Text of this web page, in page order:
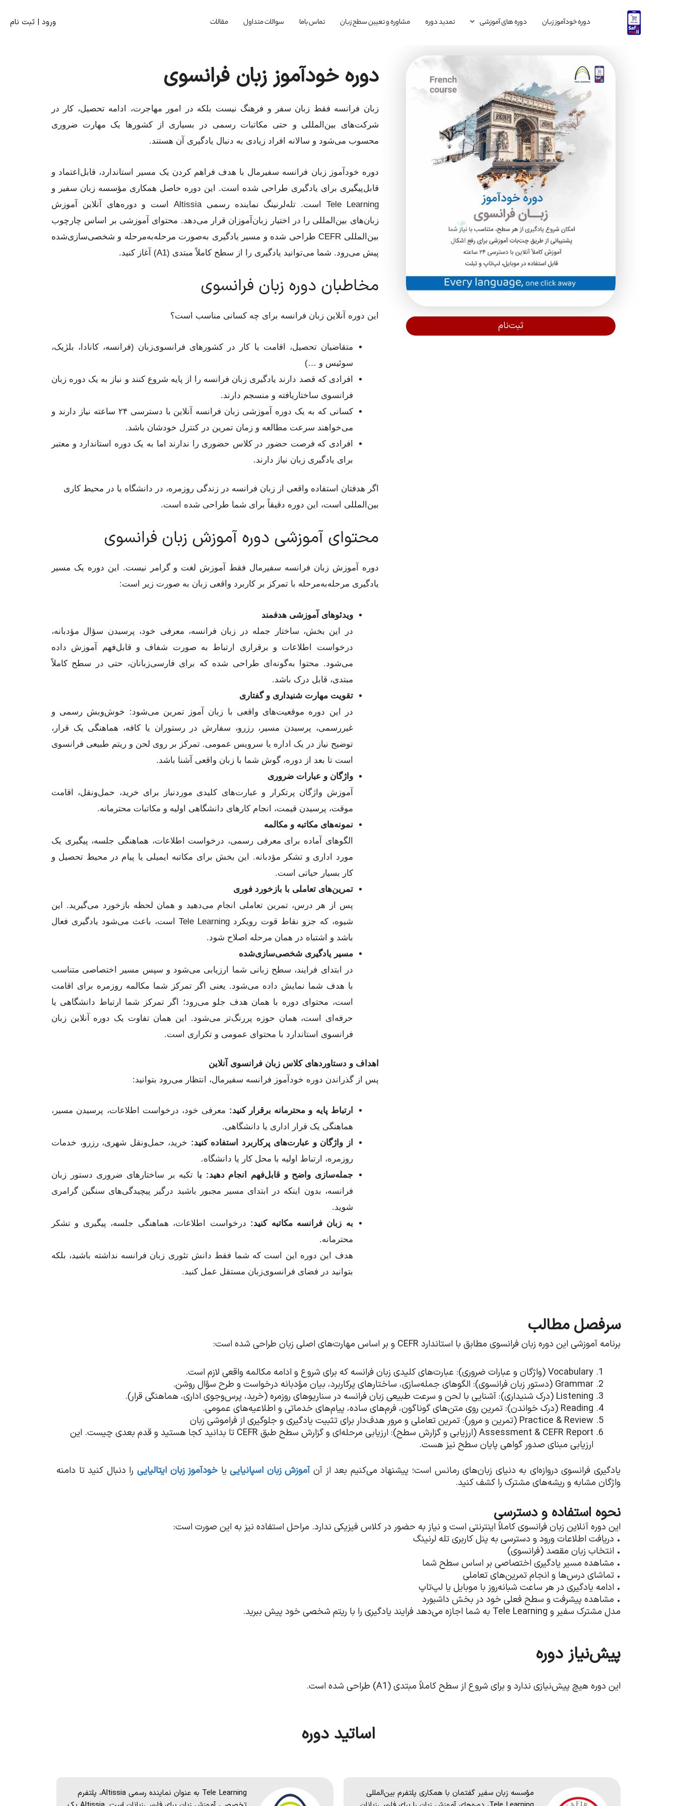
دوره خودآموز زبان دوره های آموزشی تمدید دوره مشاوره و تعیین سطح زبان تماس باما سوالات متداول مقالات ورود | ثبت‌ نام
ثبت‌نام
دوره خودآموز زبان فرانسوی
زبان فرانسه فقط زبان سفر و فرهنگ نیست بلکه در امور مهاجرت، ادامه تحصیل، کار در
شرکت‌های بین‌المللی و حتی مکاتبات رسمی در بسیاری از کشورها یک مهارت ضروری
محسوب می‌شود و سالانه افراد زیادی به دنبال یادگیری آن هستند.
دوره خودآموز زبان فرانسه سفیرمال با هدف فراهم کردن یک مسیر استاندارد، قابل‌اعتماد و
قابل‌پیگیری برای یادگیری طراحی شده است. این دوره حاصل همکاری مؤسسه زبان سفیر و
Tele Learning است. تله‌لرنینگ نماینده رسمی Altissia است و دوره‌های آنلاین آموزش
زبان‌های بین‌المللی را در اختیار زبان‌آموزان قرار می‌دهد. محتوای آموزشی بر اساس چارچوب
بین‌المللی CEFR طراحی شده و مسیر یادگیری به‌صورت مرحله‌به‌مرحله و شخصی‌سازی‌شده
پیش می‌رود. شما می‌توانید یادگیری را از سطح کاملاً مبتدی (A1) آغاز کنید.
مخاطبان دوره زبان فرانسوی
این دوره آنلاین زبان فرانسه برای چه کسانی مناسب است؟
متقاضیان تحصیل، اقامت یا کار در کشورهای فرانسوی‌زبان (فرانسه، کانادا، بلژیک،
سوئیس و …)
افرادی که قصد دارند یادگیری زبان فرانسه را از پایه شروع کنند و نیاز به یک دوره زبان
فرانسوی ساختاریافته و منسجم دارند.
کسانی که به یک دوره آموزشی زبان فرانسه آنلاین با دسترسی ۲۴ ساعته نیاز دارند و
می‌خواهند سرعت مطالعه و زمان تمرین در کنترل خودشان باشد.
افرادی که فرصت حضور در کلاس حضوری را ندارند اما به یک دوره استاندارد و معتبر
برای یادگیری زبان نیاز دارند.
اگر هدفتان استفاده واقعی از زبان فرانسه در زندگی روزمره، در دانشگاه یا در محیط کاری
بین‌المللی است، این دوره دقیقاً برای شما طراحی شده است.
محتوای آموزشی دوره آموزش زبان فرانسوی
دوره آموزش زبان فرانسه سفیرمال فقط آموزش لغت و گرامر نیست. این دوره یک مسیر
یادگیری مرحله‌به‌مرحله با تمرکز بر کاربرد واقعی زبان به صورت زیر است:
ویدئوهای آموزشی هدفمند
در این بخش، ساختار جمله در زبان فرانسه، معرفی خود، پرسیدن سؤال مؤدبانه،
درخواست اطلاعات و برقراری ارتباط به صورت شفاف و قابل‌فهم آموزش داده
می‌شود. محتوا به‌گونه‌ای طراحی شده که برای فارسی‌زبانان، حتی در سطح کاملاً
مبتدی، قابل درک باشد.
تقویت مهارت شنیداری و گفتاری
در این دوره موقعیت‌های واقعی با زبان آموز تمرین می‌شود: خوش‌وبش رسمی و
غیررسمی، پرسیدن مسیر، رزرو، سفارش در رستوران یا کافه، هماهنگی یک قرار،
توضیح نیاز در یک اداره یا سرویس عمومی. تمرکز بر روی لحن و ریتم طبیعی فرانسوی
است تا بعد از دوره، گوش شما با زبان واقعی آشنا باشد.
واژگان و عبارات ضروری
آموزش واژگان پرتکرار و عبارت‌های کلیدی موردنیاز برای خرید، حمل‌ونقل، اقامت
موقت، پرسیدن قیمت، انجام کارهای دانشگاهی اولیه و مکاتبات محترمانه.
نمونه‌های مکاتبه و مکالمه
الگوهای آماده برای معرفی رسمی، درخواست اطلاعات، هماهنگی جلسه، پیگیری یک
مورد اداری و تشکر مؤدبانه. این بخش برای مکاتبه ایمیلی یا پیام در محیط تحصیل و
کار بسیار حیاتی است.
تمرین‌های تعاملی با بازخورد فوری
پس از هر درس، تمرین تعاملی انجام می‌دهید و همان لحظه بازخورد می‌گیرید. این
شیوه، که جزو نقاط قوت رویکرد Tele Learning است، باعث می‌شود یادگیری فعال
باشد و اشتباه در همان مرحله اصلاح شود.
مسیر یادگیری شخصی‌سازی‌شده
در ابتدای فرایند، سطح زبانی شما ارزیابی می‌شود و سپس مسیر اختصاصی متناسب
با هدف‌ شما نمایش داده می‌شود. یعنی اگر تمرکز شما مکالمه روزمره برای اقامت
است، محتوای دوره با همان هدف جلو می‌رود؛ اگر تمرکز شما ارتباط دانشگاهی یا
حرفه‌ای است، همان حوزه پررنگ‌تر می‌شود. این همان تفاوت یک دوره آنلاین زبان
فرانسوی استاندارد با محتوای عمومی و تکراری است.
اهداف و دستاوردهای کلاس زبان فرانسوی آنلاین
پس از گذراندن دوره خودآموز فرانسه سفیرمال، انتظار می‌رود بتوانید:
ارتباط پایه و محترمانه برقرار کنید: معرفی خود، درخواست اطلاعات، پرسیدن مسیر،
هماهنگی یک قرار اداری یا دانشگاهی.
از واژگان و عبارت‌های پرکاربرد استفاده کنید: خرید، حمل‌ونقل شهری، رزرو، خدمات
روزمره، ارتباط اولیه با محل کار یا دانشگاه.
جمله‌سازی واضح و قابل‌فهم انجام دهید: با تکیه بر ساختارهای ضروری دستور زبان
فرانسه، بدون اینکه در ابتدای مسیر مجبور باشید درگیر پیچیدگی‌های سنگین گرامری
شوید.
به زبان فرانسه مکاتبه کنید: درخواست اطلاعات، هماهنگی جلسه، پیگیری و تشکر
محترمانه.
هدف این دوره این است که شما فقط دانش تئوری زبان فرانسه نداشته باشید، بلکه
بتوانید در فضای فرانسوی‌زبان مستقل عمل کنید.
سرفصل‌ مطالب
برنامه آموزشی این دوره زبان فرانسوی مطابق با استاندارد CEFR و بر اساس مهارت‌های اصلی زبان طراحی شده است:
Vocabulary (واژگان و عبارات ضروری): عبارت‌های کلیدی زبان فرانسه که برای شروع و ادامه مکالمه واقعی لازم است.
Grammar (دستور زبان فرانسوی): الگوهای جمله‌سازی، ساختارهای پرکاربرد، بیان مؤدبانه درخواست و طرح سؤال روشن.
Listening (درک شنیداری): آشنایی با لحن و سرعت طبیعی زبان فرانسه در سناریوهای روزمره (خرید، پرس‌وجوی اداری، هماهنگی قرار).
Reading (درک خواندن): تمرین روی متن‌های گوناگون، فرم‌های ساده، پیام‌های خدماتی و اطلاعیه‌های عمومی.
Practice & Review (تمرین و مرور): تمرین تعاملی و مرور هدف‌دار برای تثبیت یادگیری و جلوگیری از فراموشی زبان
Assessment & CEFR Report (ارزیابی و گزارش سطح): ارزیابی مرحله‌ای و گزارش سطح طبق CEFR تا بدانید کجا هستید و قدم بعدی چیست. این
ارزیابی مبنای صدور گواهی پایان سطح نیز هست.
یادگیری فرانسوی دروازه‌ای به دنیای زبان‌های رمانس است؛ پیشنهاد می‌کنیم بعد از آنآموزش زبان اسپانیایییا خودآموز زبان ایتالیایی را دنبال کنید تا دامنه
واژگان مشابه و ریشه‌های مشترک را کشف کنید.
نحوه استفاده و دسترسی
این دوره آنلاین زبان فرانسوی کاملاً اینترنتی است و نیاز به حضور در کلاس فیزیکی ندارد. مراحل استفاده نیز به این صورت است:
• دریافت اطلاعات ورود و دسترسی به پنل کاربری تله لرنینگ
• انتخاب زبان مقصد (فرانسوی)
• مشاهده مسیر یادگیری اختصاصی بر اساس سطح شما
• تماشای درس‌ها و انجام تمرین‌های تعاملی
• ادامه یادگیری در هر ساعت شبانه‌روز با موبایل یا لپ‌تاپ
• مشاهده پیشرفت و سطح فعلی خود در بخش داشبورد
مدل مشترک سفیر و Tele Learning به شما اجازه می‌دهد فرایند یادگیری را با ریتم شخصی خود پیش ببرید.
پیش‌نیاز دوره
این دوره هیچ پیش‌نیازی ندارد و برای شروع از سطح کاملاً مبتدی (A1) طراحی شده است.
اساتید دوره
مؤسسه زبان سفیر گفتمان با همکاری پلتفرم بین‌المللی
Tele Learning به عنوان نماینده رسمی Altissia، پلتفرم